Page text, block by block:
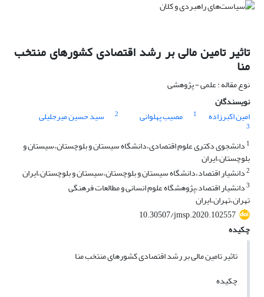
تاثیر تامین مالی بر رشد اقتصادی کشورهای منتخب
منا
نوع مقاله : علمی - پژوهشی
نویسندگان
امین اکبرزاده
1 مصیب پهلوانی 2 سید حسین میرجلیلی
3
1 دانشجوی دکتری علوم اقتصادی،دانشگاه سیستان و بلوچستان،سیستان و
بلوچستان،ایران
2دانشیار اقتصاد،دانشگاه سیستان و بلوچستان،سیستان و بلوچستان،ایران
3دانشیار اقتصاد،پژوهشگاه علوم انسانی و مطالعات فرهنگی
تهران،تهران،ایران
10.30507/jmsp.2020.102557
چکیده
تاثیر تامین مالی بر رشد اقتصادی کشورهای منتخب منا
چکیده